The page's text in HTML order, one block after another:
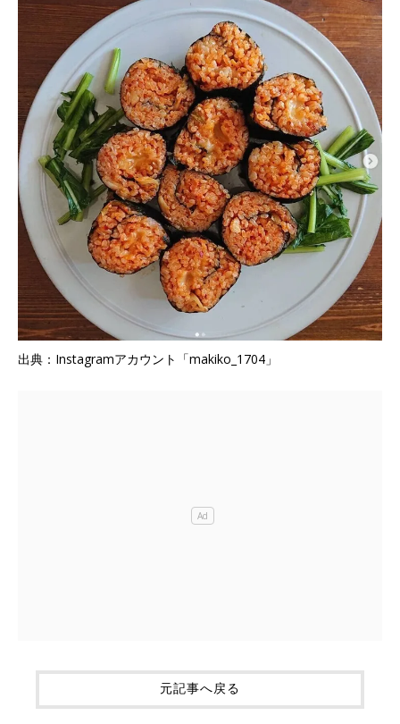
出典：Instagramアカウント「makiko_1704」
元記事へ戻る